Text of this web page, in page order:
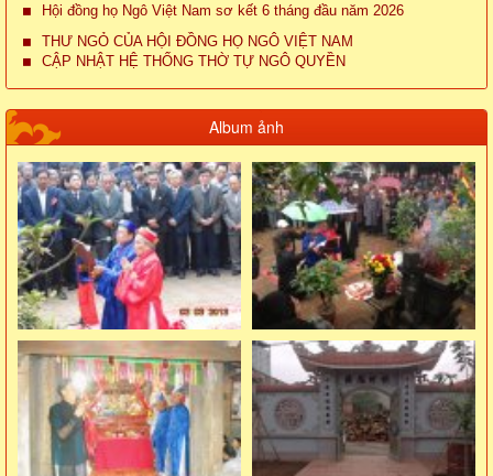
Hội đồng họ Ngô Việt Nam sơ kết 6 tháng đầu năm 2026
THƯ NGỎ CỦA HỘI ĐỒNG HỌ NGÔ VIỆT NAM
CẬP NHẬT HỆ THỐNG THỜ TỰ NGÔ QUYỀN
Album ảnh